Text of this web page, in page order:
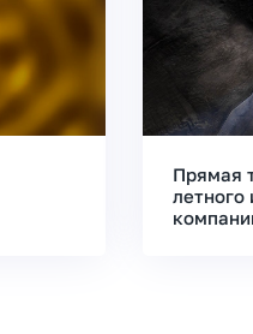
Прямая
летного